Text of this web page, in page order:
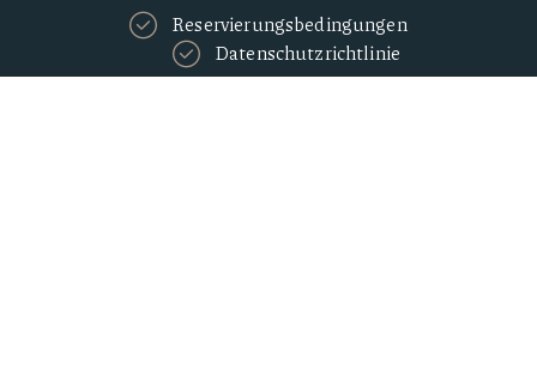
Reservierungsbedingungen
Datenschutzrichtlinie